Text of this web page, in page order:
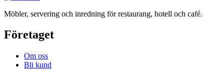
Möbler, servering och inredning för restaurang, hotell och café.
Företaget
Om oss
Bli kund